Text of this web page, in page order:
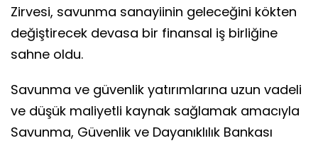
Zirvesi, savunma sanayiinin geleceğini kökten
değiştirecek devasa bir finansal iş birliğine
sahne oldu.
Savunma ve güvenlik yatırımlarına uzun vadeli
ve düşük maliyetli kaynak sağlamak amacıyla
Savunma, Güvenlik ve Dayanıklılık Bankası